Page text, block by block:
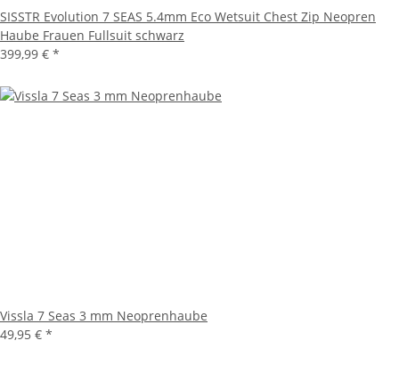
SISSTR Evolution 7 SEAS 5.4mm Eco Wetsuit Chest Zip Neopren
Haube Frauen Fullsuit schwarz
399,99 € *
Vissla 7 Seas 3 mm Neoprenhaube
49,95 € *